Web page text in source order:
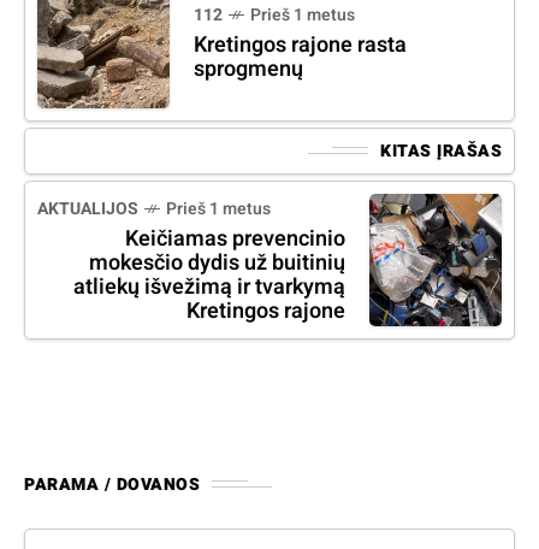
112 Prieš 1 metus
Kretingos rajone rasta
sprogmenų
KITAS ĮRAŠAS
AKTUALIJOS Prieš 1 metus
Keičiamas prevencinio
mokesčio dydis už buitinių
atliekų išvežimą ir tvarkymą
Kretingos rajone
PARAMA / DOVANOS